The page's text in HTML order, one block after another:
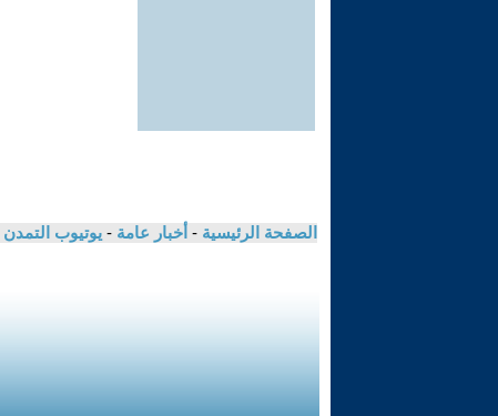
الصفحة الرئيسية - أخبار عامة - يوتيوب التمدن